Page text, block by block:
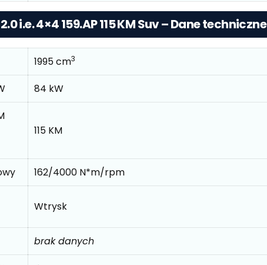
i.e. 4×4 159.AP 115 KM Suv – Dane techniczne
1995 cm3
84 kW
115 KM
162/4000 N*m/rpm
Wtrysk
brak danych